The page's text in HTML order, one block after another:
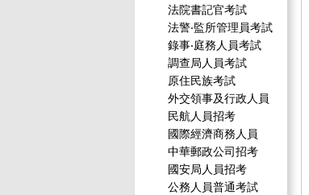
法院書記官考試
法警‧監所管理員考試
錄事‧庭務人員考試
調查局人員考試
原住民族考試
外交領事及行政人員
民航人員招考
國際經濟商務人員
中華郵政公司招考
國安局人員招考
公務人員普通考試